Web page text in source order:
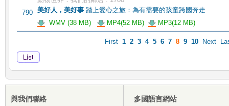
790
美好人，美好事 踏上愛心之旅：為有需要的孩童跨國奔走
WMV (38 MB)
MP4(52 MB) MP3(12 MB)
First 1 2 3 4 5 6 7 8 9 10 Next
與我們聯絡 多國語言網站